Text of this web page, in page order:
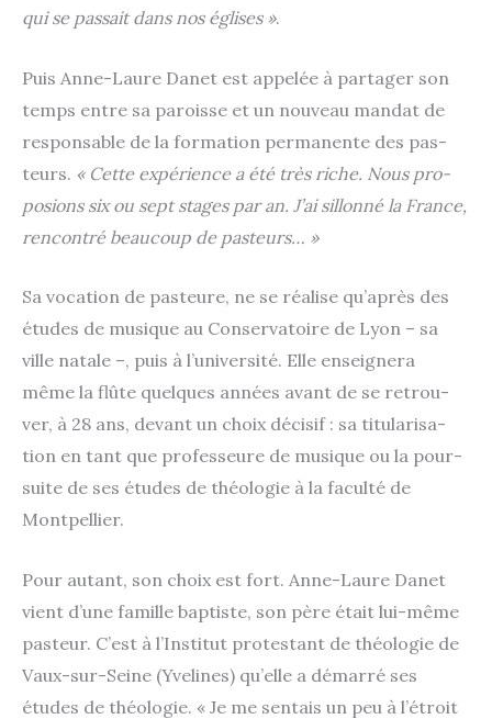
qui se pas­sait dans nos églises ».
Puis Anne-Laure Danet est appe­lée à par­ta­ger son
temps entre sa paroisse et un nou­veau man­dat de
res­pon­sable de la for­ma­tion per­ma­nente des pas­
teurs. « Cette expé­rience a été très riche. Nous pro­
po­sions six ou sept stages par an. J’ai sillon­né la France,
ren­con­tré beau­coup de pasteurs… »
Sa voca­tion de pas­teure, ne se réa­lise qu’après des
études de musique au Conservatoire de Lyon – sa
ville natale –, puis à l’université. Elle ensei­gne­ra
même la flûte quelques années avant de se retrou­
ver, à 28 ans, devant un choix déci­sif : sa titu­la­ri­sa­
tion en tant que pro­fes­seure de musique ou la pour­
suite de ses études de théo­lo­gie à la facul­té de
Montpellier.
Pour autant, son choix est fort. Anne-Laure Danet
vient d’une famille bap­tiste, son père était lui-même
pas­teur. C’est à l’Institut pro­tes­tant de théo­lo­gie de
Vaux-sur-Seine (Yvelines) qu’elle a démar­ré ses
études de théo­lo­gie. « Je me sen­tais un peu à l’étroit